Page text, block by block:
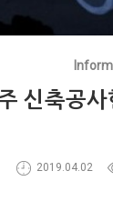
신축공
2019.04.02